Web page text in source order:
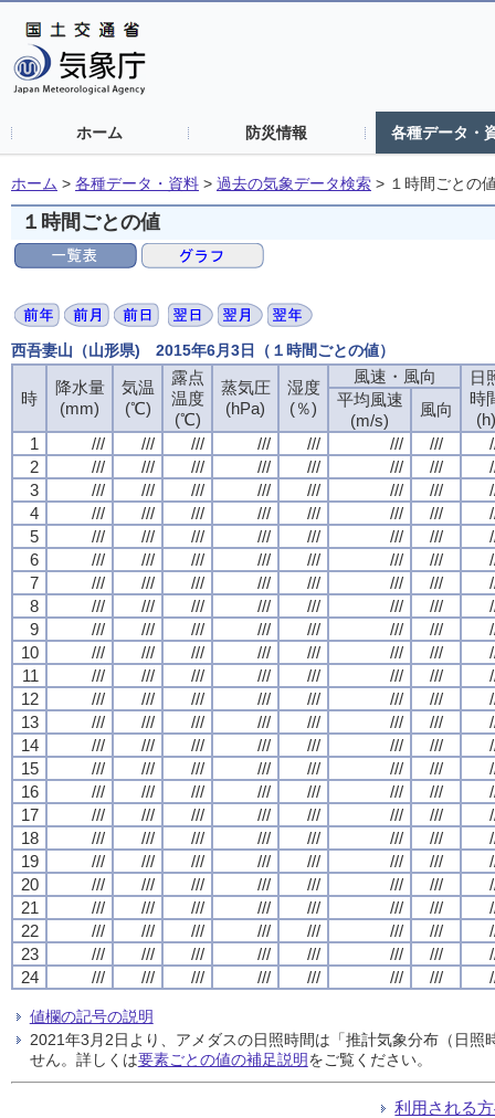
ホーム 防災情報 各種データ・
ホーム > 各種データ・資料 > 過去の気象データ検索 > １時間ごとの
１時間ごとの値
西吾妻山（山形県) 2015年6月3日（１時間ごとの値）
時
降水量
(mm)
気温
(℃)
露点
温度
(℃)
蒸気圧
(hPa)
湿度
(％)
風速・風向
日
時
(h)
平均風速
(m/s)
風向
1
/// /// /// /// /// /// ///
2
/// /// /// /// /// /// ///
3
/// /// /// /// /// /// ///
4
/// /// /// /// /// /// ///
5
/// /// /// /// /// /// ///
6
/// /// /// /// /// /// ///
7
/// /// /// /// /// /// ///
8
/// /// /// /// /// /// ///
9
/// /// /// /// /// /// ///
10
/// /// /// /// /// /// ///
11
/// /// /// /// /// /// ///
12
/// /// /// /// /// /// ///
13
/// /// /// /// /// /// ///
14
/// /// /// /// /// /// ///
15
/// /// /// /// /// /// ///
16
/// /// /// /// /// /// ///
17
/// /// /// /// /// /// ///
18
/// /// /// /// /// /// ///
19
/// /// /// /// /// /// ///
20
/// /// /// /// /// /// ///
21
/// /// /// /// /// /// ///
22
/// /// /// /// /// /// ///
23
/// /// /// /// /// /// ///
24
/// /// /// /// /// /// ///
値欄の記号の説明
2021年3月2日より、アメダスの日照時間は「推計気象分布（日
せん。詳しくは要素ごとの値の補足説明をご覧ください。
利用される